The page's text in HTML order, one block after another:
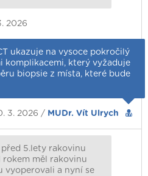
2026
ukazuje na vysoce pokročilý
komplikacemi, který vyžaduje
biopsie z místa, které bude
3. 2026 / MUDr. Vít Ulrych
5.lety rakovinu
rokem měl rakovinu
vyoperovali a nyní se